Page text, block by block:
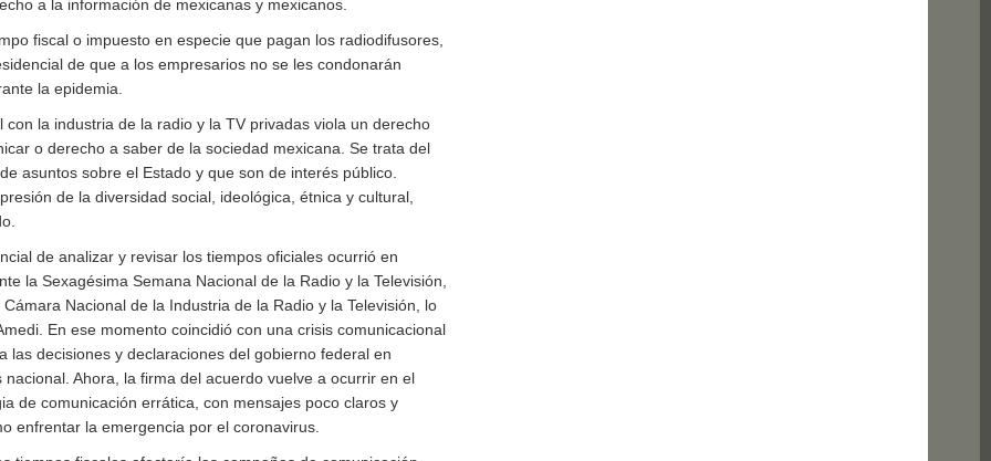
a la información de mexicanas y mexicanos.
fiscal o impuesto en especie que pagan los radiodifusores,
de que a los empresarios no se les condonarán
la epidemia.
con la industria de la radio y la TV privadas viola un derecho
o derecho a saber de la sociedad mexicana. Se trata del
asuntos sobre el Estado y que son de interés público.
de la diversidad social, ideológica, étnica y cultural,
de analizar y revisar los tiempos oficiales ocurrió en
la Sexagésima Semana Nacional de la Radio y la Televisión,
Nacional de la Industria de la Radio y la Televisión, lo
En ese momento coincidió con una crisis comunicacional
las decisiones y declaraciones del gobierno federal en
Ahora, la firma del acuerdo vuelve a ocurrir en el
de comunicación errática, con mensajes poco claros y
enfrentar la emergencia por el coronavirus.